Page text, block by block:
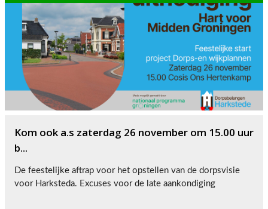
Kom ook a.s zaterdag 26 november om 15.00 uur
b...
De feestelijke aftrap voor het opstellen van de dorpsvisie
voor Harksteda. Excuses voor de late aankondiging